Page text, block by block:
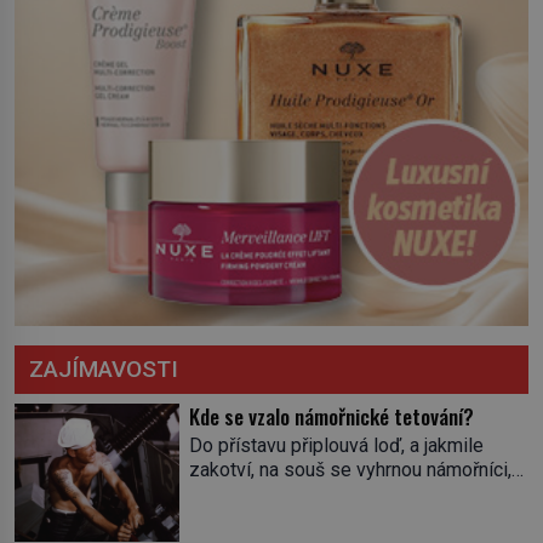
ZAJÍMAVOSTI
Kde se vzalo námořnické tetování?
Do přístavu připlouvá loď, a jakmile
zakotví, na souš se vyhrnou námořníci,